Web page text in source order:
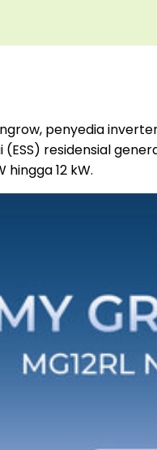
penyedia
residensial
12 kW.